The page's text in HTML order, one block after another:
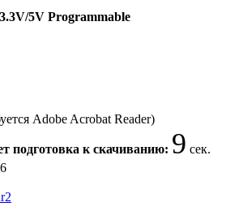
5V Programmable
Adobe Acrobat Reader)
подготовка к скачиванию: 9 сек.